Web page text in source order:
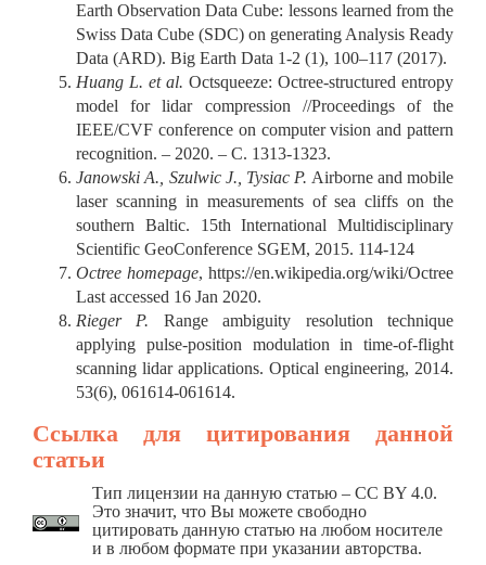
Earth Observation Data Cube: lessons learned from the
Swiss Data Cube (SDC) on generating Analysis Ready
Data (ARD). Big Earth Data 1-2 (1), 100–117 (2017).
Huang L. et al. Octsqueeze: Octree-structured entropy
model for lidar compression //Proceedings of the
IEEE/CVF conference on computer vision and pattern
recognition. – 2020. – С. 1313-1323.
Janowski A., Szulwic J., Tysiac P. Airborne and mobile
laser scanning in measurements of sea cliffs on the
southern Baltic. 15th International Multidisciplinary
Scientific GeoConference SGEM, 2015. 114-124
Octree homepage, https://en.wikipedia.org/wiki/Octree
Last accessed 16 Jan 2020.
Rieger P. Range ambiguity resolution technique
applying pulse-position modulation in time-of-flight
scanning lidar applications. Optical engineering, 2014.
53(6), 061614-061614.
Ссылка для цитирования данной
статьи
Тип лицензии на данную статью – CC BY 4.0.
Это значит, что Вы можете свободно
цитировать данную статью на любом носителе
и в любом формате при указании авторства.